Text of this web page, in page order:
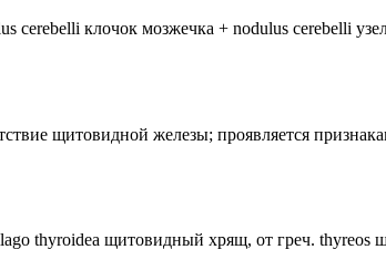
клочок мозжечка + nodulus cerebelli
щитовидной железы; проявляется
thyroidea щитовидный хрящ, от греч. thyreos